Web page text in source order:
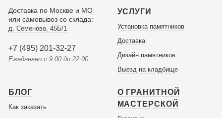
Доставка по Москве и МО
или самовывоз со склада:
д. Семеново, 45Б/1
+7 (495) 201-32-27
Ежедневно с 9:00 до 22:00
УСЛУГИ
Установка памятников
Доставка
Дизайн памятников
Выезд на кладбище
БЛОГ
Как заказать
О ГРАНИТНОЙ
МАСТЕРСКОЙ